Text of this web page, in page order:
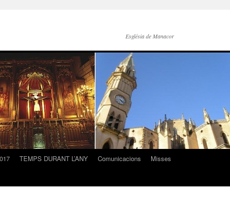
Església de Manacor
TEMPS DURANT L’ANY Comunicacions
Misses